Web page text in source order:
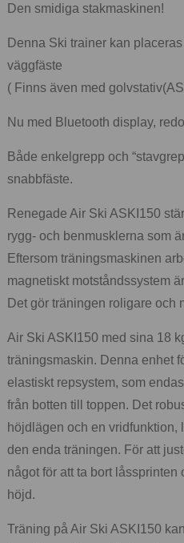
Den smidiga stakmaskinen!
Denna Ski trainer kan
väggfäste
( Finns även med
Nu med Bluetooth display,
Både enkelgrepp och
snabbfäste.
Renegade Air Ski ASKI150
rygg- och benmusklerna som
Eftersom träningsmaskinen
magnetiskt motståndssystem
Det gör träningen roligare och
Air Ski ASKI150 med sina 18
träningsmaskin. Denna enhet
elastiskt repsystem, som
från botten till toppen. Det
höjdlägen och en vridfunktion,
den enda träningen. För att
något för att ta bort
höjd.
Träning på Air Ski ASKI150